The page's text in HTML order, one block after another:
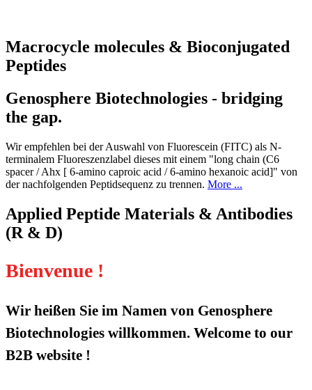
Macrocycle molecules & Bioconjugated
Peptides
Genosphere Biotechnologies - bridging
the gap.
Wir empfehlen bei der Auswahl von Fluorescein (FITC) als N-
terminalem Fluoreszenzlabel dieses mit einem "long chain (C6
spacer / Ahx [ 6-amino caproic acid / 6-amino hexanoic acid]" von
der nachfolgenden Peptidsequenz zu trennen. More ...
Applied Peptide Materials & Antibodies
(R & D)
Bienvenue !
Wir heißen Sie im Namen von Genosphere
Biotechnologies willkommen. Welcome to our
B2B website !